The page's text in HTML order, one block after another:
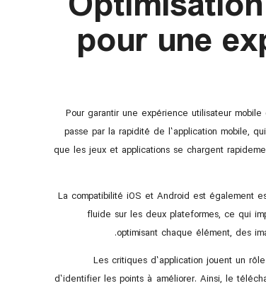
pour une
Pour garantir une expérience utilisateur
passe par la rapidité de l’application mobile,
que les jeux et applications se chargent
La compatibilité iOS et Android est également
fluide sur les deux plateformes, ce qui
optimisant chaque élément, des
Les critiques d’application jouent un
d’identifier les points à améliorer. Ainsi, le